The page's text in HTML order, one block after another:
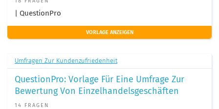
| QuestionPro
VORLAGE ANZEIGEN
Umfragen Zur Kundenzufriedenheit
QuestionPro: Vorlage Für Eine Umfrage Zur
Bewertung Von Einzelhandelsgeschäften
14 FRAGEN